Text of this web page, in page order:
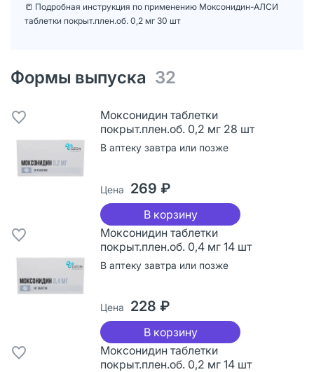
📒 Подробная инструкция по применению Моксонидин-АЛСИ
таблетки покрыт.плен.об. 0,2 мг 30 шт
Формы выпуска 32
Моксонидин таблетки
покрыт.плен.об. 0,2 мг 28 шт
В аптеку завтра или позже
Цена 269 ₽
В корзину
Моксонидин таблетки
покрыт.плен.об. 0,4 мг 14 шт
В аптеку завтра или позже
Цена 228 ₽
В корзину
Моксонидин таблетки
покрыт.плен.об. 0,2 мг 14 шт